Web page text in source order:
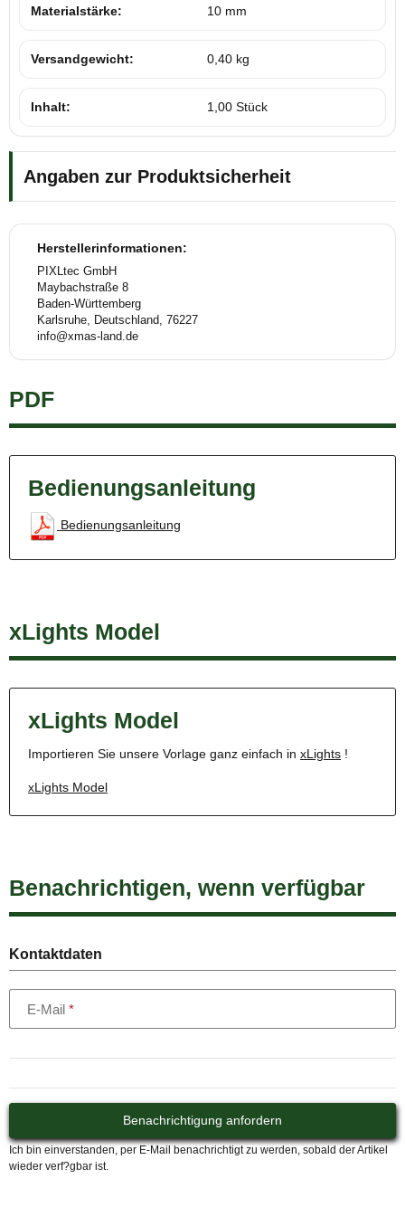
Materialstärke: 10 mm
Versandgewicht: 0,40 kg
Inhalt: 1,00 Stück
Angaben zur Produktsicherheit
Herstellerinformationen:
PIXLtec GmbH
Maybachstraße 8
Baden-Württemberg
Karlsruhe, Deutschland, 76227
info@xmas-land.de
PDF
Bedienungsanleitung
Bedienungsanleitung
xLights Model
xLights Model
Importieren Sie unsere Vorlage ganz einfach in xLights !
xLights Model
Benachrichtigen, wenn verfügbar
Kontaktdaten
E-Mail
Benachrichtigung anfordern
Ich bin einverstanden, per E-Mail benachrichtigt zu werden, sobald der Artikel
wieder verf?gbar ist.